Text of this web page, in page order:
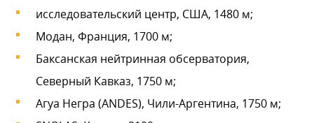
исследовательский центр, США, 1480 м;
Модан, Франция, 1700 м;
Баксанская нейтринная обсерватория,
Северный Кавказ, 1750 м;
Агуа Негра (ANDES), Чили-Аргентина, 1750 м;